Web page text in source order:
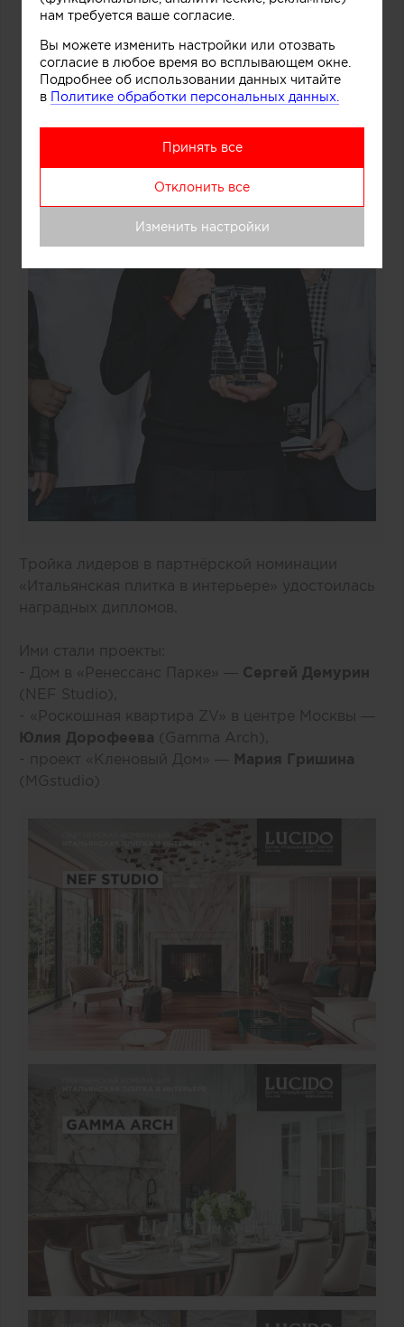
Тройка лидеров в партнёрской номинации
«Итальянская плитка в интерьере» удостоилась
наградных дипломов.
Ими стали проекты:
- Дом в «Ренессанс Парке» — Сергей Демурин
(NEF Studio),
- «Роскошная квартира ZV» в центре Москвы —
Юлия Дорофеева (Gamma Arch),
- проект «Кленовый Дом» — Мария Гришина
(MGstudio)
нам требуется ваше согласие.
Вы можете изменить настройки или отозвать
согласие в любое время во всплывающем окне.
Подробнее об использовании данных читайте
в Политике обработки персональных данных.
Принять все
Отклонить все
Изменить настройки